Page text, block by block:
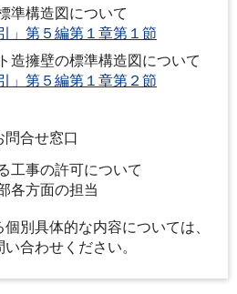
準構造図について
」第５編第１章第１節
造擁壁の標準構造図について
」第５編第１章第２節
問合せ窓口
工事の許可について
各方面の担当
別具体的な内容については、
合わせください。